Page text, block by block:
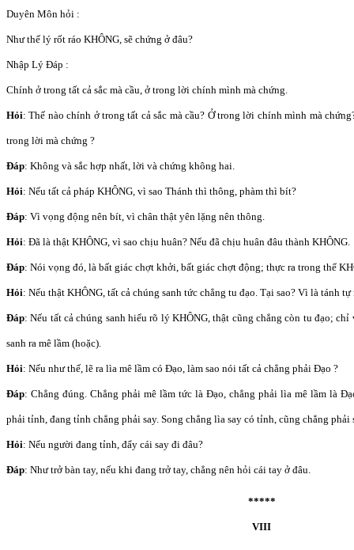
Duyên Môn hỏi :
Như thế lý rốt ráo KHÔNG, sẽ chứng ở đâu?
Nhập Lý Đáp :
Chính ở trong tất cả sắc mà cầu, ở trong lời chính mình mà chứng.
Hỏi: Thế nào chính ở trong tất cả sắc mà cầu? Ở trong lời chính mình mà
trong lời mà chứng ?
Đáp: Không và sắc hợp nhất, lời và chứng không hai.
Hỏi: Nếu tất cả pháp KHÔNG, vì sao Thánh thì thông, phàm thì bít?
Đáp: Vì vọng động nên bít, vì chân thật yên lặng nên thông.
Hỏi: Đã là thật KHÔNG, vì sao chịu huân? Nếu đã chịu huân đâu thành KHÔNG.
Đáp: Nói vọng đó, là bất giác chợt khởi, bất giác chợt động; thực ra trong thể
Hỏi: Nếu thật KHÔNG, tất cả chúng sanh tức chẳng tu đạo. Tại sao? Vì là tánh tự
Đáp: Nếu tất cả chúng sanh hiểu rõ lý KHÔNG, thật cũng chẳng còn tu đạo;
sanh ra mê lầm (hoặc).
Hỏi: Nếu như thế, lẽ ra lìa mê lầm có Đạo, làm sao nói tất cả chẳng phải Đạo ?
Đáp: Chẳng đúng. Chẳng phải mê lầm tức là Đạo, chẳng phải lìa mê lầm là
phải tỉnh, đang tỉnh chẳng phải say. Song chẳng lìa say có tỉnh, cũng chẳng phải
Hỏi: Nếu người đang tỉnh, đẩy cái say đi đâu?
Đáp: Như trở bàn tay, nếu khi đang trở tay, chẳng nên hỏi cái tay ở đâu.
*****
VIII